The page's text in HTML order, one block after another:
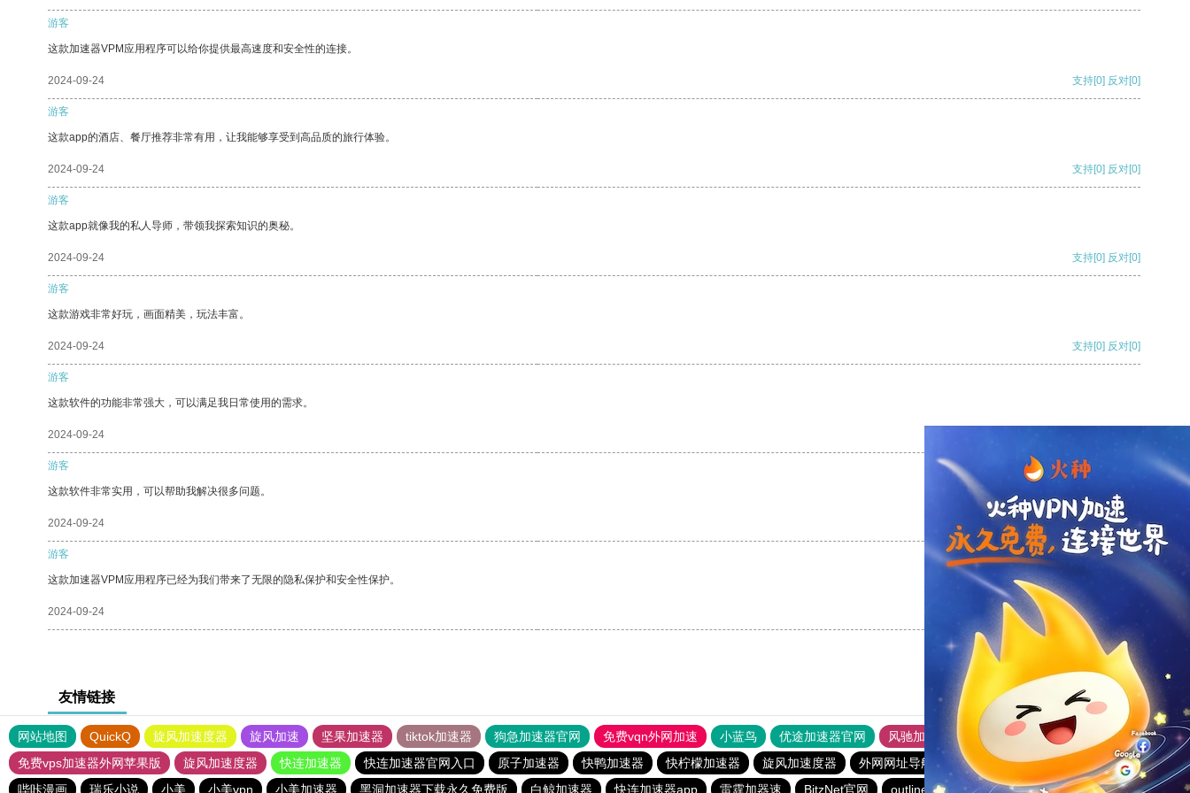
游客
这款加速器VPM应用程序可以给你提供最高速度和安全性的连接。
2024-09-24 支持[0] 反对[0]
游客
这款app的酒店、餐厅推荐非常有用，让我能够享受到高品质的旅行体验。
2024-09-24 支持[0] 反对[0]
游客
这款app就像我的私人导师，带领我探索知识的奥秘。
2024-09-24 支持[0] 反对[0]
游客
这款游戏非常好玩，画面精美，玩法丰富。
2024-09-24 支持[0] 反对[0]
游客
这款软件的功能非常强大，可以满足我日常使用的需求。
2024-09-24
游客
这款软件非常实用，可以帮助我解决很多问题。
2024-09-24 支持 [0] 反对 [0]
游客
这款加速器VPM应用程序已经为我们带来了无限的隐私保护和安全性保护。
2024-09-24 支持
友情链接
网站地图 QuickQ 旋风加速度器 旋风加速 坚果加速器 tiktok加速器 狗急加速器官网 免费vqn外网加速 小蓝鸟 优途加速器官网 风驰加速器
旋风加速器
免费vps加速器外网苹果版
旋风加速度器 快连加速器 快连加速器官网入口 原子加速器 快鸭加速器 快柠檬加速器 旋风加速度器 外网网址导航 软件中心 雷霆加速
狂飙加速器
哔咔漫画
瑞乐小说 小美 小美vpn 小美加速器 黑洞加速器下载永久免费版 白鲸加速器 快连加速器app 雷霆加器速 BitzNet官网 outline BitzNet加速器 旋风加速度器